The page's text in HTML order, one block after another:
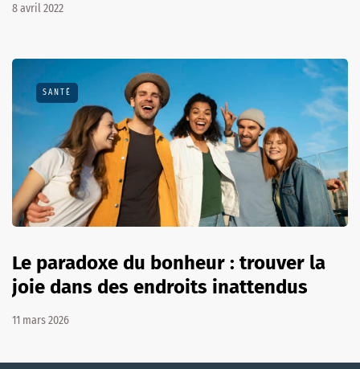
8 avril 2022
SANTÉ
Le paradoxe du bonheur : trouver la
joie dans des endroits inattendus
11 mars 2026